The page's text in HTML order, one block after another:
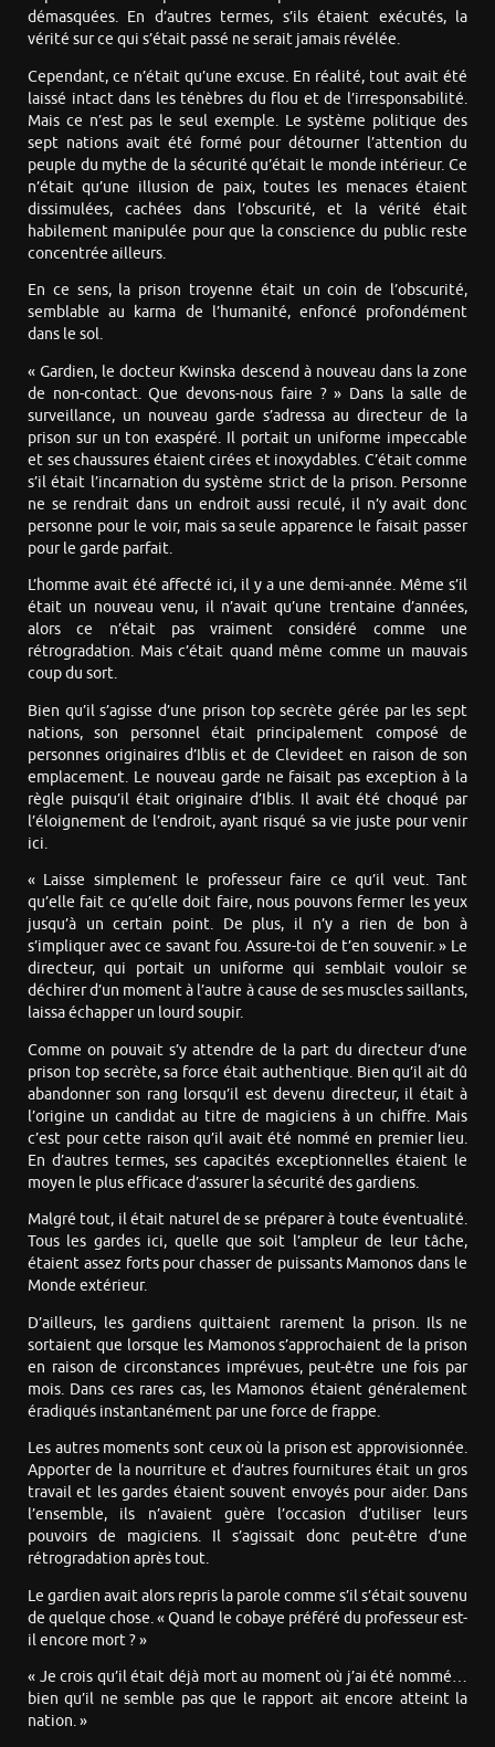
démasquées. En d’autres termes, s’ils étaient exécutés, la
vérité sur ce qui s’était passé ne serait jamais révélée.
Cependant, ce n’était qu’une excuse. En réalité, tout avait été
laissé intact dans les ténèbres du flou et de l’irresponsabilité.
Mais ce n’est pas le seul exemple. Le système politique des
sept nations avait été formé pour détourner l’attention du
peuple du mythe de la sécurité qu’était le monde intérieur. Ce
n’était qu’une illusion de paix, toutes les menaces étaient
dissimulées, cachées dans l’obscurité, et la vérité était
habilement manipulée pour que la conscience du public reste
concentrée ailleurs.
En ce sens, la prison troyenne était un coin de l’obscurité,
semblable au karma de l’humanité, enfoncé profondément
dans le sol.
« Gardien, le docteur Kwinska descend à nouveau dans la zone
de non-contact. Que devons-nous faire ? » Dans la salle de
surveillance, un nouveau garde s’adressa au directeur de la
prison sur un ton exaspéré. Il portait un uniforme impeccable
et ses chaussures étaient cirées et inoxydables. C’était comme
s’il était l’incarnation du système strict de la prison. Personne
ne se rendrait dans un endroit aussi reculé, il n’y avait donc
personne pour le voir, mais sa seule apparence le faisait passer
pour le garde parfait.
L’homme avait été affecté ici, il y a une demi-année. Même s’il
était un nouveau venu, il n’avait qu’une trentaine d’années,
alors ce n’était pas vraiment considéré comme une
rétrogradation. Mais c’était quand même comme un mauvais
coup du sort.
Bien qu’il s’agisse d’une prison top secrète gérée par les sept
nations, son personnel était principalement composé de
personnes originaires d’Iblis et de Clevideet en raison de son
emplacement. Le nouveau garde ne faisait pas exception à la
règle puisqu’il était originaire d’Iblis. Il avait été choqué par
l’éloignement de l’endroit, ayant risqué sa vie juste pour venir
ici.
« Laisse simplement le professeur faire ce qu’il veut. Tant
qu’elle fait ce qu’elle doit faire, nous pouvons fermer les yeux
jusqu’à un certain point. De plus, il n’y a rien de bon à
s’impliquer avec ce savant fou. Assure-toi de t’en souvenir. » Le
directeur, qui portait un uniforme qui semblait vouloir se
déchirer d’un moment à l’autre à cause de ses muscles saillants,
laissa échapper un lourd soupir.
Comme on pouvait s’y attendre de la part du directeur d’une
prison top secrète, sa force était authentique. Bien qu’il ait dû
abandonner son rang lorsqu’il est devenu directeur, il était à
l’origine un candidat au titre de magiciens à un chiffre. Mais
c’est pour cette raison qu’il avait été nommé en premier lieu.
En d’autres termes, ses capacités exceptionnelles étaient le
moyen le plus efficace d’assurer la sécurité des gardiens.
Malgré tout, il était naturel de se préparer à toute éventualité.
Tous les gardes ici, quelle que soit l’ampleur de leur tâche,
étaient assez forts pour chasser de puissants Mamonos dans le
Monde extérieur.
D’ailleurs, les gardiens quittaient rarement la prison. Ils ne
sortaient que lorsque les Mamonos s’approchaient de la prison
en raison de circonstances imprévues, peut-être une fois par
mois. Dans ces rares cas, les Mamonos étaient généralement
éradiqués instantanément par une force de frappe.
Les autres moments sont ceux où la prison est approvisionnée.
Apporter de la nourriture et d’autres fournitures était un gros
travail et les gardes étaient souvent envoyés pour aider. Dans
l’ensemble, ils n’avaient guère l’occasion d’utiliser leurs
pouvoirs de magiciens. Il s’agissait donc peut-être d’une
rétrogradation après tout.
Le gardien avait alors repris la parole comme s’il s’était souvenu
de quelque chose. « Quand le cobaye préféré du professeur est-
il encore mort ? »
« Je crois qu’il était déjà mort au moment où j’ai été nommé…
bien qu’il ne semble pas que le rapport ait encore atteint la
nation. »